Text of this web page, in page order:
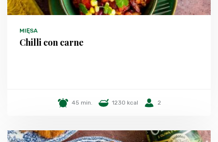
MIĘSA
Chilli con carne
45 min. 1230 kcal 2